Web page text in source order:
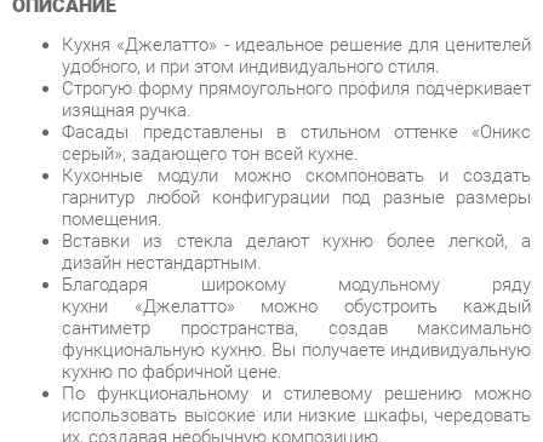
Строгую форму прямоугольного профиля подчеркивает
изящная ручка.
Фасады представлены в стильном оттенке «Оникс
серый», задающего тон всей кухне.
Кухонные модули можно скомпоновать и создать
гарнитур любой конфигурации под разные размеры
помещения.
Вставки из стекла делают кухню более легкой, а
дизайн нестандартным.
Благодаря широкому модульному ряду
кухни «Джелатто» можно обустроить каждый
сантиметр пространства, создав максимально
функциональную кухню. Вы получаете индивидуальную
кухню по фабричной цене.
По функциональному и стилевому решению можно
использовать высокие или низкие шкафы, чередовать
их, создавая необычную композицию.
Высокие шкафы - преимущество коллекции, можно
выстроить кухню почти до потолка - удобно уложить на
верхние полки редко используемые вещи.
Стиль - классический, итальянский.